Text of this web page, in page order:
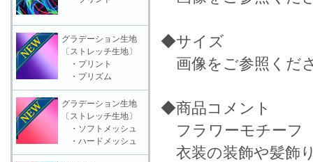
◆サイズ
画像をご参照くだ
◆商品コメント
フラワーモチーフ
衣装の装飾や髪飾
グラデーション生地
〔ストレッチ生地〕
・プリント
・プリズム
グラデーション生地
〔ストレッチ生地〕
・ソフトメッシュ
・ハードメッシュ